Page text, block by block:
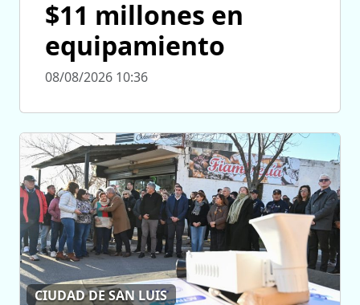
$11 millones en
equipamiento
08/08/2026 10:36
CIUDAD DE SAN LUIS